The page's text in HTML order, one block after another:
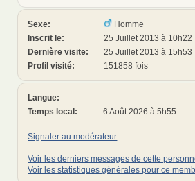
Sexe:
Homme
Inscrit le:
25 Juillet 2013 à 10h22
Dernière visite:
25 Juillet 2013 à 15h53
Profil visité:
151858 fois
Langue:
Temps local:
6 Août 2026 à 5h55
Signaler au modérateur
Voir les derniers messages de cette
Voir les statistiques générales pour ce